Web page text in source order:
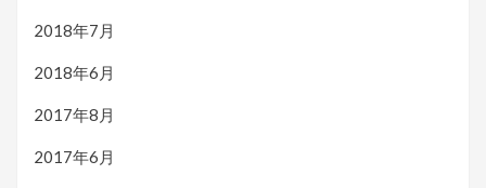
2018年7月
2018年6月
2017年8月
2017年6月